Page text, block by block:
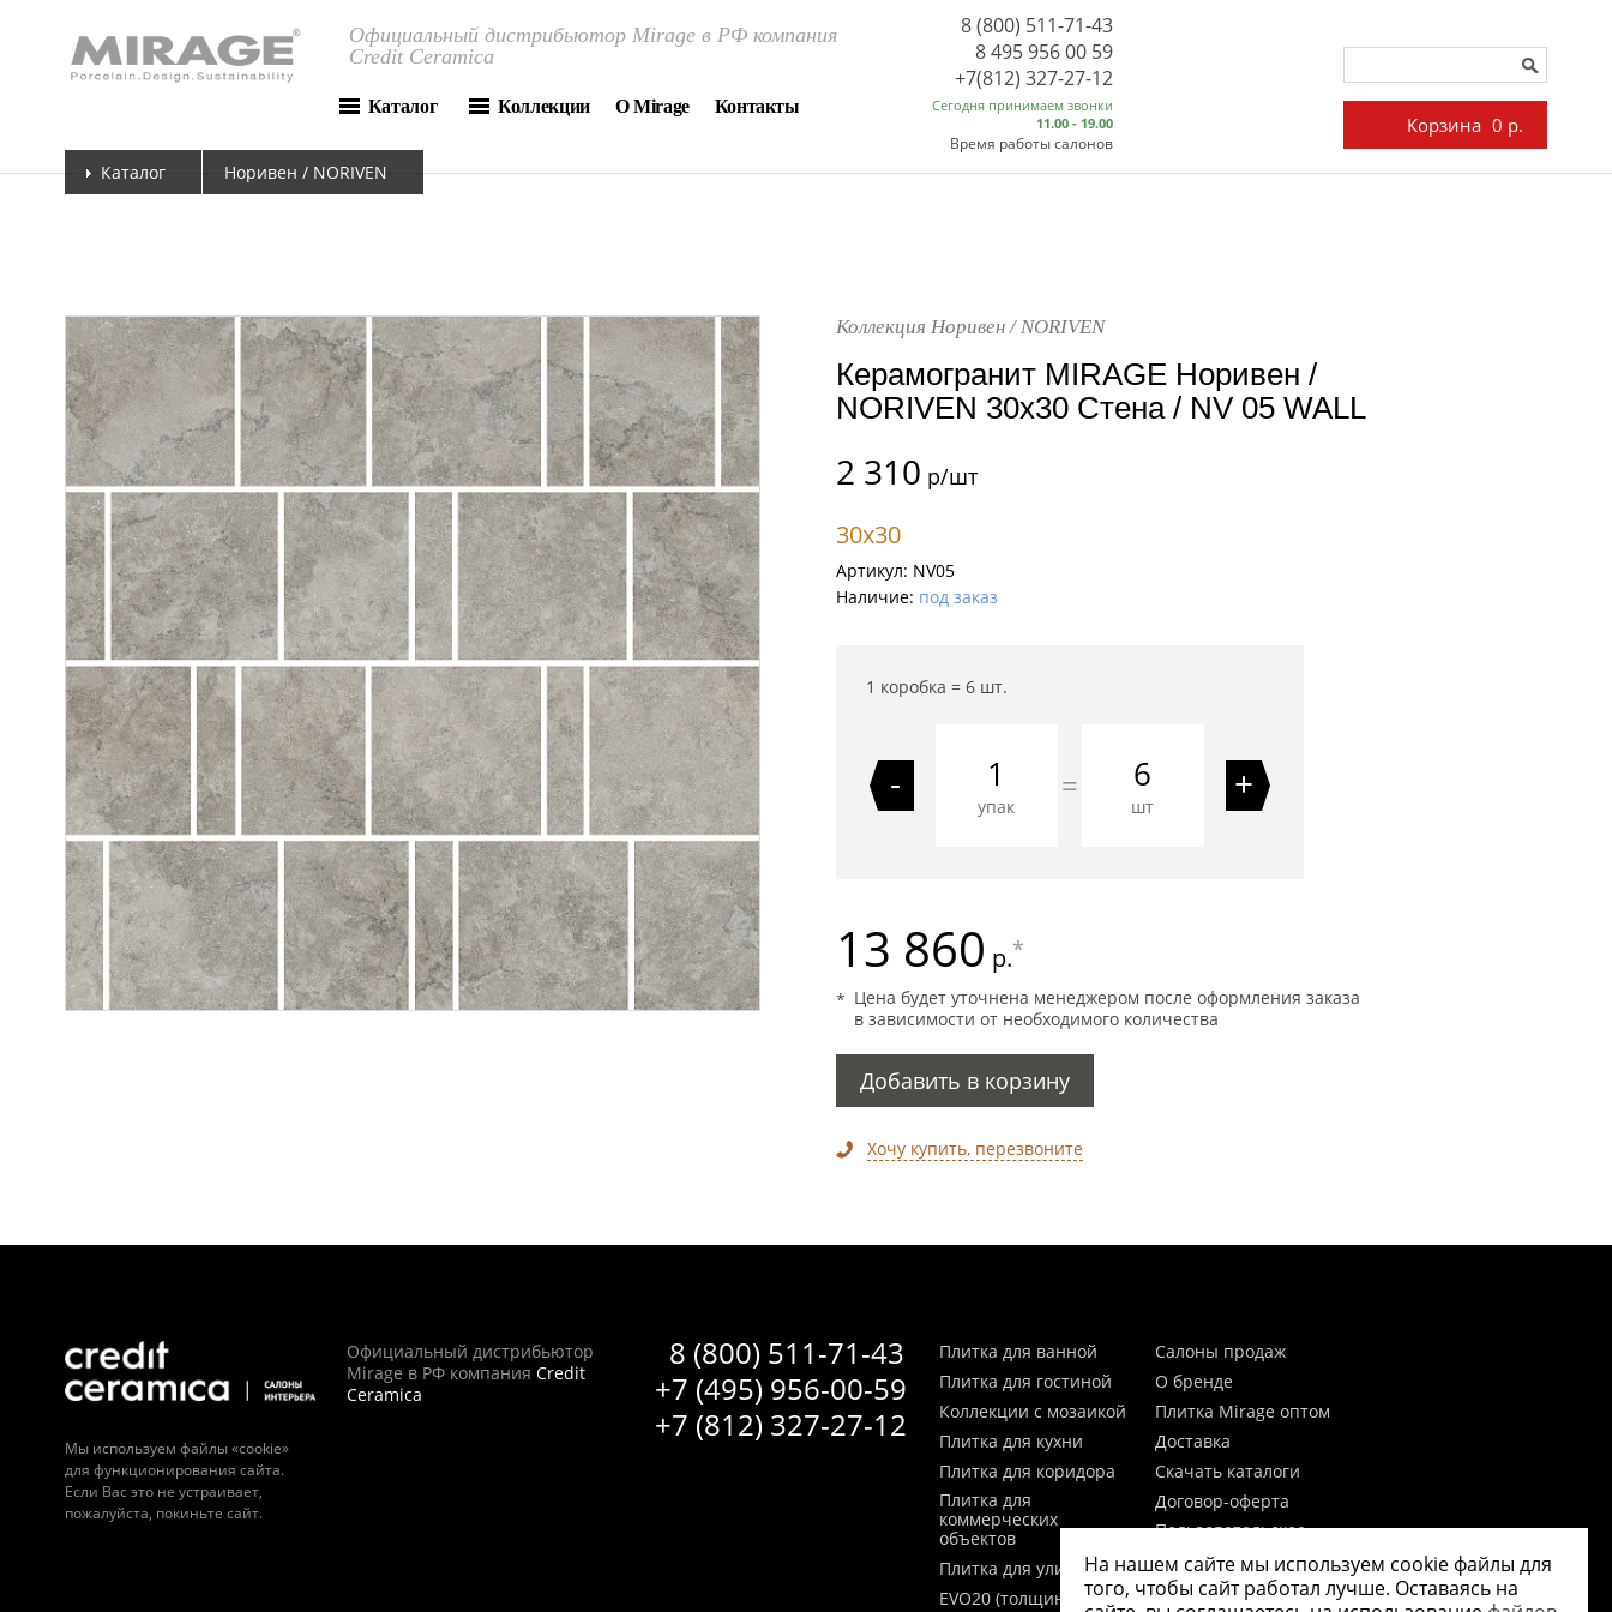
Официальный дистрибьютор Mirage в РФ компания
Credit Ceramica
Каталог Коллекции О Mirage Контакты
8 (800) 511-71-43
8 495 956 00 59
Сегодня принимаем звонки
11.00 - 19.00
Время работы салонов
+7(812) 327-27-12
Корзина 0 р.
Каталог Норивен / NORIVEN
Коллекция Норивен / NORIVEN
Керамогранит MIRAGE Норивен /
NORIVEN 30x30 Стена / NV 05 WALL
2 310 р/шт
30x30
Артикул: NV05
Наличие: под заказ
1 коробка = 6шт.
-
упак
= 6
шт
+
13 860 р.*
Цена будет уточнена менеджером после оформления заказа
в зависимости от необходимого количества
Добавить в корзину
Хочу купить, перезвоните
Мы используем файлы «cookie»
для функционирования сайта.
Если Вас это не устраивает,
пожалуйста, покиньте сайт.
8 (800) 511-71-43
+7 (495) 956-00-59
+7 (812) 327-27-12
Официальный дистрибьютор
Mirage в РФ компания Credit
Ceramica
Плитка для ванной
Плитка для гостиной
Коллекции с мозаикой
Плитка для кухни
Плитка для коридора
Плитка для
коммерческих
объектов
Плитка для улицы
EVO20 (толщина 20мм)
Салоны продаж
О бренде
Плитка Mirage оптом
Доставка
Скачать каталоги
Договор-оферта
Пользовательское
Согласие на обработку
персональных данных
На нашем сайте мы используем cookie файлы для
того, чтобы сайт работал лучше. Оставаясь на